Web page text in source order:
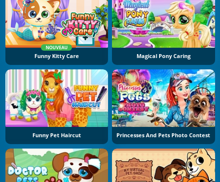
NOUVEAU
Funny Kitty Care Magical Pony Caring
Funny Pet Haircut Princesses And Pets Photo Contest